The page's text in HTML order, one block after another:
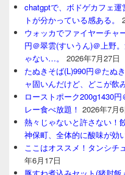
chatgptで、ボドゲカフェ
トが分かっている感ある。
ウォッカでファイヤーチャ
円＠翠雲(すいうん)＠上野
ゃない…。
2026年7月27日
たぬきそば(L)990円＠たぬ
ャ固いんだけど、どこが飲
ローストポーク200g1430
レー食べ放題！ 2026年7月6
熱々じゃないと許さない！
神保町、全体的に酸味が効
ここはオススメ！タンシチ
年6月17日